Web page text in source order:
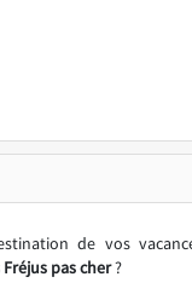
de vos
pas cher?